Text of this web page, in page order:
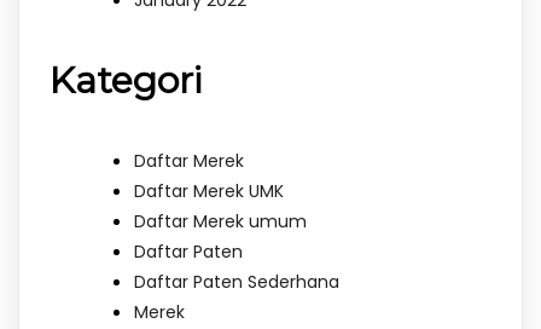
Kategori
Daftar Merek
Daftar Merek UMK
Daftar Merek umum
Daftar Paten
Daftar Paten Sederhana
Merek